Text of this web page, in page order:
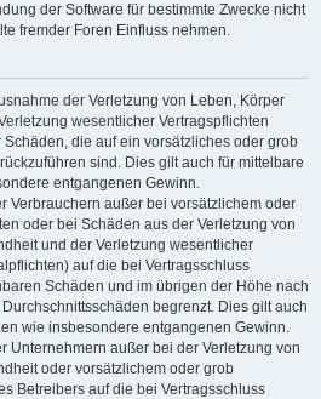
der Software für bestimmte Zwecke nicht
fremder Foren Einfluss nehmen.
der Verletzung von Leben, Körper
wesentlicher Vertragspflichten
die auf ein vorsätzliches oder grob
sind. Dies gilt auch für mittelbare
entgangenen Gewinn.
Verbrauchern außer bei vorsätzlichem oder
oder bei Schäden aus der Verletzung von
und der Verletzung wesentlicher
auf die bei Vertragsschluss
Schäden und im übrigen der Höhe nach
begrenzt. Dies gilt auch
wie insbesondere entgangenen Gewinn.
Unternehmern außer bei der Verletzung von
oder vorsätzlichem oder grob
Betreibers auf die bei Vertragsschluss